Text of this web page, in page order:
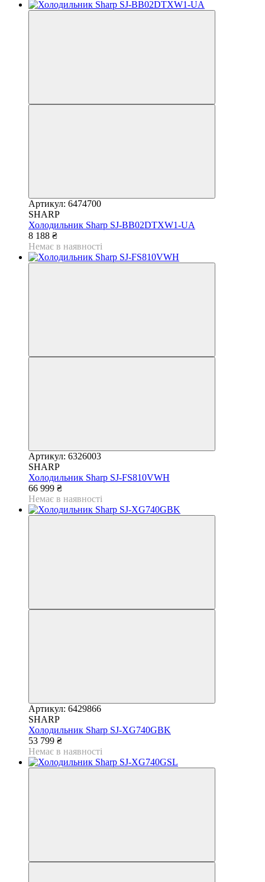
Артикул: 6474700
SHARP
Холодильник Sharp SJ-BB02DTXW1-UA
8 188 ₴
Немає в наявності
Артикул: 6326003
SHARP
Холодильник Sharp SJ-FS810VWH
66 999 ₴
Немає в наявності
Артикул: 6429866
SHARP
Холодильник Sharp SJ-XG740GBK
53 799 ₴
Немає в наявності